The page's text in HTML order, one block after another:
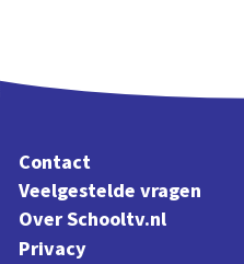
Contact
Veelgestelde vragen
Over Schooltv.nl
Privacy